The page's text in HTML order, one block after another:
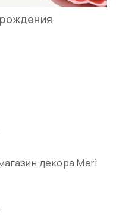
декора Meri